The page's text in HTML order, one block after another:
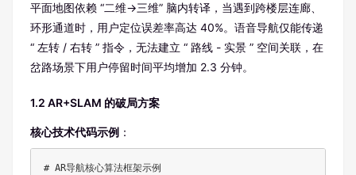
平面地图依赖 “二维→三维” 脑内转译，当遇到跨楼层连廊、
环形通道时，用户定位误差率高达 40%。语音导航仅能传递
“ 左转 / 右转 ” 指令，无法建立 “ 路线 - 实景 ” 空间关联，在
岔路场景下用户停留时间平均增加 2.3 分钟。
1.2 AR+SLAM 的破局方案
核心技术代码示例 ：
# AR导航核心算法框架示例